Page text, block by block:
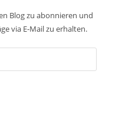
Blog zu abonnieren und
via E-Mail zu erhalten.